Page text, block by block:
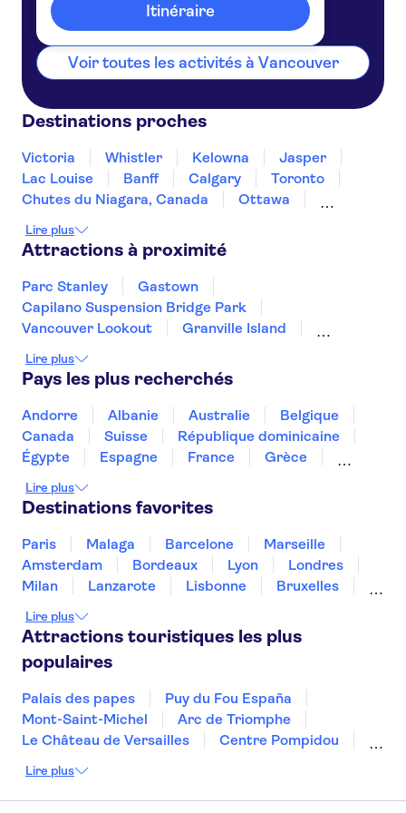
La Quinta Inn by Wyndham
Vancouver Airport
Abercorn Inn Vancouver
Airport
PRE CRUISE L'Hermitage
Vancouver
Coast Coal Harbour Vancouver
Hotel
PRE CRUISE Best Western Plus
Vancouver Airport Hotel
Executive Hotel Le Soleil
PRE CRUISE The Westin
Bayshore
& Spa
PRE CRUISE Pan Pacific
Vancouver
L'Hermitage Vancouver
Airport
Granville
PRE CRUISE Sheraton
Vancouver Wall Centre
River Rock Casino Resort
PRE CRUISE Holiday Inn
Vancouver Airport Cambie Rd -
Quality Inn Downtown Inner
Harbour
Hotel BLU Vancouver
Moda Hotel
ItinéraireCanada
Voir toutes les activités à Vancouver
Destinations proches
Victoria Whistler Kelowna
Jasper
Lac Louise
Banff Calgary
Toronto
Chutes du Niagara, Canada
Ottawa
Saint-Jean de Terre-Neuve
Île-du-Prince-Édouard
Lire plus
Attractions à proximité
Parc Stanley
Gastown
Capilano Suspension Bridge Park
Vancouver Lookout
Granville Island
Lire plus
Pays les plus recherchés
Andorre Albanie Australie
Belgique
Canada
Suisse
République dominicaine
Égypte
Espagne France
Grèce
Maroc
Malaisie Thaïlande
Turquie
Lire plus
Destinations favorites
Paris Malaga Barcelone
Marseille
Amsterdam
Bordeaux Lyon
Londres
Milan
Lanzarote Lisbonne
Bruxelles
Dubai
Copenhague Minorque
Lire plus
Attractions touristiques les plus
populaires
Palais des papes
Puy du Fou España
Mont-Saint-Michel
Arc de Triomphe
Le Château de Versailles
Centre Pompidou
La Chapelle Sixtine
La Sagrada Familia
Musée d'Orsay
Lire plus